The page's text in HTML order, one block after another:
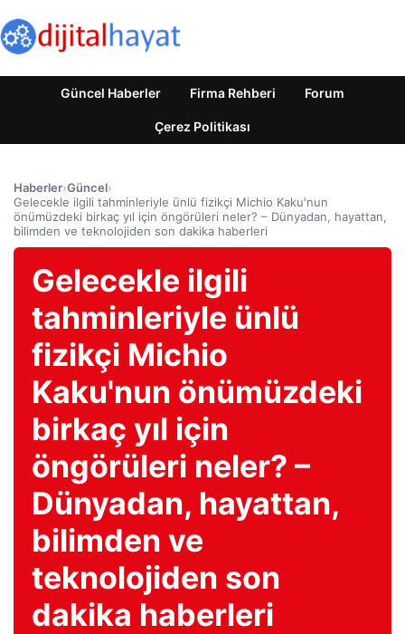
Güncel Haberler Firma Rehberi Forum
Çerez Politikası
Haberler›Güncel›
Gelecekle ilgili tahminleriyle ünlü fizikçi Michio Kaku'nun
önümüzdeki birkaç yıl için öngörüleri neler? – Dünyadan, hayattan,
bilimden ve teknolojiden son dakika haberleri
Gelecekle ilgili
tahminleriyle ünlü
fizikçi Michio
Kaku'nun önümüzdeki
birkaç yıl için
öngörüleri neler? –
Dünyadan, hayattan,
bilimden ve
teknolojiden son
dakika haberleri